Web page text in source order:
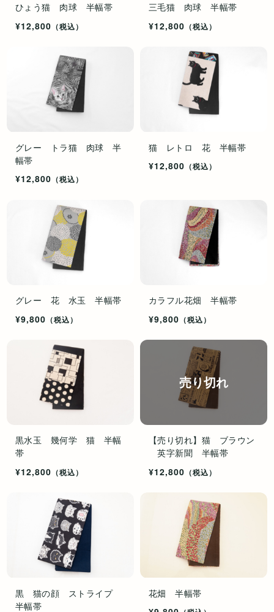
ひょう猫 肉球 半幅帯
¥12,800 （税込）
三毛猫 肉球 半幅帯
¥12,800 （税込）
グレー トラ猫 肉球 半
幅帯
¥12,800 （税込）
猫 レトロ 花 半幅帯
¥12,800 （税込）
グレー 花 水玉 半幅帯
¥9,800 （税込）
カラフル花畑 半幅帯
¥9,800 （税込）
黒水玉 幾何学 猫 半幅
帯
¥12,800 （税込）
売り切れ
【売り切れ】猫 ブラウン
英字新聞 半幅帯
¥12,800 （税込）
黒 猫の顔 ストライプ
半幅帯
花畑 半幅帯